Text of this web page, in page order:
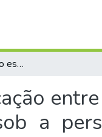
Planejamento e gestão estratégica: a intercomunicação entre processos, estrutura organizacional e tomada de decisão sob a perspectiva da escola de aprendizagem
a